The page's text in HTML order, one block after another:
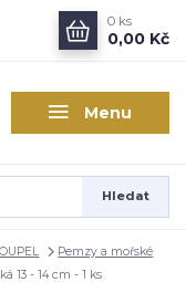
Menu
Hledat
0 ks
0,00 Kč
Pemzy a mořské
13 - 14 cm - 1 ks